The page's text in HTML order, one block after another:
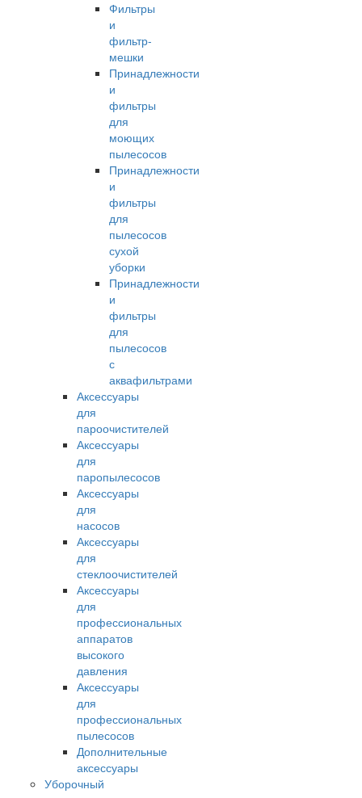
Фильтры
и
фильтр-
мешки
Принадлежности
и
фильтры
для
моющих
пылесосов
Принадлежности
и
фильтры
для
пылесосов
сухой
уборки
Принадлежности
и
фильтры
для
пылесосов
с
аквафильтрами
Аксессуары
для
пароочистителей
Аксессуары
для
паропылесосов
Аксессуары
для
насосов
Аксессуары
для
стеклоочистителей
Аксессуары
для
профессиональных
аппаратов
высокого
давления
Аксессуары
для
профессиональных
пылесосов
Дополнительные
аксессуары
Уборочный